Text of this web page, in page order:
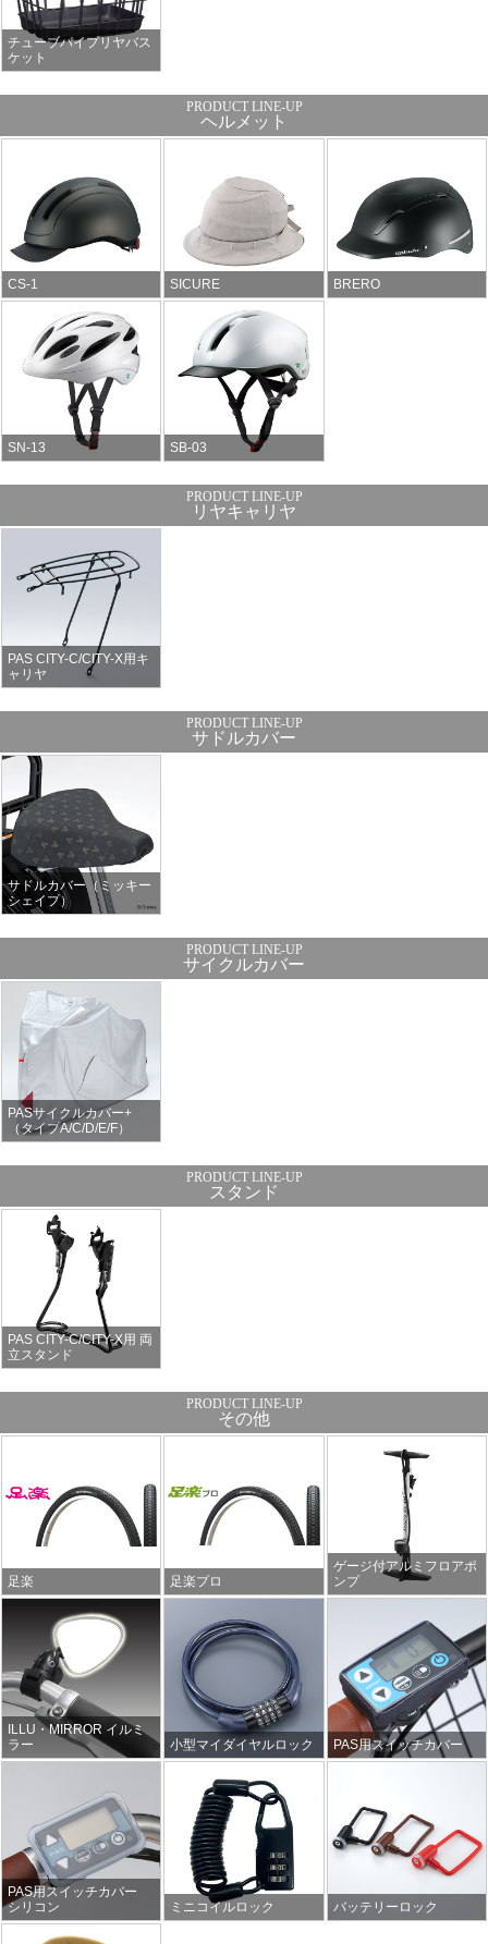
チューブパイプリヤバス
ケット
ヘルメット
CS-1 SICURE BRERO
SN-13 SB-03
リヤキャリヤ
PAS CITY-C/CITY-X用キ
ャリヤ
サドルカバー
サドルカバー（ミッキー
シェイプ）
サイクルカバー
PASサイクルカバー+
（タイプA/C/D/E/F）
スタンド
PAS CITY-C/CITY-X用 両
立スタンド
その他
足楽 足楽プロ
ゲージ付アルミフロアポ
ンプ
ILLU・MIRROR イルミ
ラー
小型マイダイヤルロック PAS用スイッチカバー
PAS用スイッチカバー
シリコン
ミニコイルロック バッテリーロック